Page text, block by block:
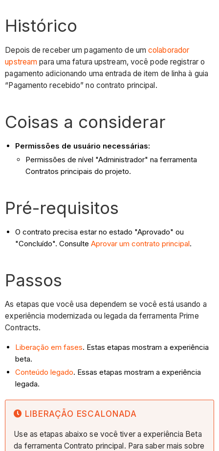
Histórico
Depois de receber um pagamento de umcolaborador
upstream para uma fatura upstream, você pode registrar o
pagamento adicionando uma entrada de item de linha à guia
“Pagamento recebido” no contrato principal.
Coisas a considerar
Permissões de usuário necessárias:
Permissões de nível "Administrador" na ferramenta
Contratos principais do projeto.
Pré-requisitos
O contrato precisa estar no estado "Aprovado" ou
"Concluído". ConsulteAprovar um contrato principal.
Passos
As etapas que você usa dependem se você está usando a
experiência modernizada ou legada da ferramenta Prime
Contracts.
Liberação em fases. Estas etapas mostram a experiência
beta.
Conteúdo legado. Essas etapas mostram a experiência
legada.
LIBERAÇÃO ESCALONADA
Use as etapas abaixo se você tiver a experiência Beta
da ferramenta Contrato principal. Para saber mais sobre